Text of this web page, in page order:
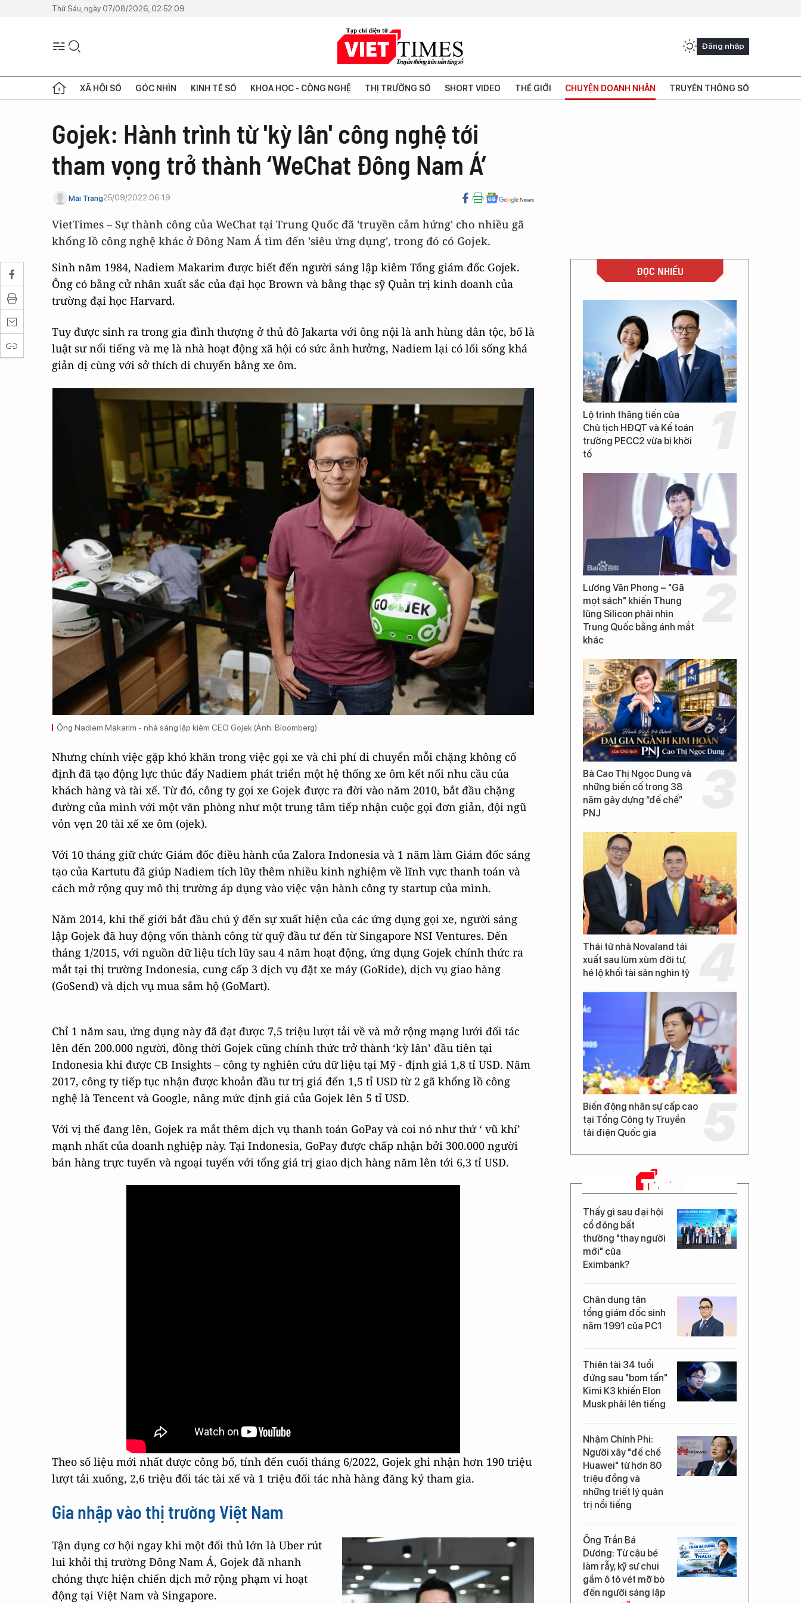
Thứ Sáu, ngày 07/08/2026, 02:52:09
Đăng nhập
XÃ HỘI SỐ GÓC NHÌN KINH TẾ SỐ KHOA HỌC - CÔNG NGHỆ THỊ TRƯỜNG SỐ SHORT VIDEO THẾ GIỚI CHUYỆN DOANH NHÂN TRUYỀN THÔNG SỐ
Gojek: Hành trình từ 'kỳ lân' công nghệ tới
tham vọng trở thành ‘WeChat Đông Nam Á’
Mai Trang25/09/2022 06:19
VietTimes – Sự thành công của WeChat tại Trung Quốc đã 'truyền cảm hứng' cho nhiều gã
khổng lồ công nghệ khác ở Đông Nam Á tìm đến 'siêu ứng dụng', trong đó có Gojek.
Sinh năm 1984, Nadiem Makarim được biết đến người sáng lập kiêm Tổng giám đốc Gojek.
Ông có bằng cử nhân xuất sắc của đại học Brown và bằng thạc sỹ Quản trị kinh doanh của
trường đại học Harvard.
Tuy được sinh ra trong gia đình thượng ở thủ đô Jakarta với ông nội là anh hùng dân tộc, bố là
luật sư nổi tiếng và mẹ là nhà hoạt động xã hội có sức ảnh hưởng, Nadiem lại có lối sống khá
giản dị cùng với sở thích di chuyển bằng xe ôm.
Ông Nadiem Makarim - nhà sáng lập kiêm CEO Gojek (Ảnh: Bloomberg)
Nhưng chính việc gặp khó khăn trong việc gọi xe và chi phí di chuyển mỗi chặng không cố
định đã tạo động lực thúc đẩy Nadiem phát triển một hệ thống xe ôm kết nối nhu cầu của
khách hàng và tài xế. Từ đó, công ty gọi xe Gojek được ra đời vào năm 2010, bắt đầu chặng
đường của mình với một văn phòng như một trung tâm tiếp nhận cuộc gọi đơn giản, đội ngũ
vỏn vẹn 20 tài xế xe ôm (ojek).
Với 10 tháng giữ chức Giám đốc điều hành của Zalora Indonesia và 1 năm làm Giám đốc sáng
tạo của Kartutu đã giúp Nadiem tích lũy thêm nhiều kinh nghiệm về lĩnh vực thanh toán và
cách mở rộng quy mô thị trường áp dụng vào việc vận hành công ty startup của mình.
Năm 2014, khi thế giới bắt đầu chú ý đến sự xuất hiện của các ứng dụng gọi xe, người sáng
lập Gojek đã huy động vốn thành công từ quỹ đầu tư đến từ Singapore NSI Ventures. Đến
tháng 1/2015, với nguồn dữ liệu tích lũy sau 4 năm hoạt động, ứng dụng Gojek chính thức ra
mắt tại thị trường Indonesia, cung cấp 3 dịch vụ đặt xe máy (GoRide), dịch vụ giao hàng
(GoSend) và dịch vụ mua sắm hộ (GoMart).
Chỉ 1 năm sau, ứng dụng này đã đạt được 7,5 triệu lượt tải về và mở rộng mạng lưới đối tác
lên đến 200.000 người, đồng thời Gojek cũng chính thức trở thành ‘kỳ lân’ đầu tiên tại
Indonesia khi được CB Insights – công ty nghiên cứu dữ liệu tại Mỹ - định giá 1,8 tỉ USD. Năm
2017, công ty tiếp tục nhận được khoản đầu tư trị giá đến 1,5 tỉ USD từ 2 gã khổng lồ công
nghệ là Tencent và Google, nâng mức định giá của Gojek lên 5 tỉ USD.
Với vị thế đang lên, Gojek ra mắt thêm dịch vụ thanh toán GoPay và coi nó như thứ ‘ vũ khí’
mạnh nhất của doanh nghiệp này. Tại Indonesia, GoPay được chấp nhận bởi 300.000 người
bán hàng trực tuyến và ngoại tuyến với tổng giá trị giao dịch hàng năm lên tới 6,3 tỉ USD.
Theo số liệu mới nhất được công bố, tính đến cuối tháng 6/2022, Gojek ghi nhận hơn 190 triệu
lượt tải xuống, 2,6 triệu đối tác tài xế và 1 triệu đối tác nhà hàng đăng ký tham gia.
Gia nhập vào thị trường Việt Nam
Tận dụng cơ hội ngay khi một đối thủ lớn là Uber rút
lui khỏi thị trường Đông Nam Á, Gojek đã nhanh
chóng thực hiện chiến dịch mở rộng phạm vi hoạt
động tại Việt Nam và Singapore.
ĐỌC NHIỀU
Lộ trình thăng tiến của
Chủ tịch HĐQT và Kế toán
trưởng PECC2 vừa bị khởi
tố
Lương Văn Phong – "Gã
mọt sách" khiến Thung
lũng Silicon phải nhìn
Trung Quốc bằng ánh mắt
khác
Bà Cao Thị Ngọc Dung và
những biến cố trong 38
năm gây dựng “đế chế”
PNJ
Thái tử nhà Novaland tái
xuất sau lùm xùm đời tư,
hé lộ khối tài sản nghìn tỷ
Biến động nhân sự cấp cao
tại Tổng Công ty Truyền
tải điện Quốc gia
TIN MỚI
Thấy gì sau đại hội
cổ đông bất
thường "thay người
mới" của
Eximbank?
Chân dung tân
tổng giám đốc sinh
năm 1991 của PC1
Thiên tài 34 tuổi
đứng sau "bom tấn"
Kimi K3 khiến Elon
Musk phải lên tiếng
Nhậm Chính Phi:
Người xây "đế chế
Huawei" từ hơn 80
triệu đồng và
những triết lý quản
trị nổi tiếng
Ông Trần Bá
Dương: Từ cậu bé
làm rẫy, kỹ sư chui
gầm ô tô vét mỡ bò
đến người sáng lập